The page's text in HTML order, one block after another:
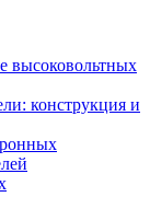
высоковольтных
конструкция и